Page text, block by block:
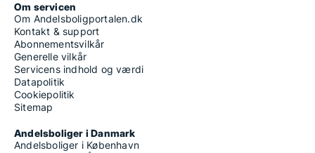
Om servicen
Om Andelsboligportalen.dk
Kontakt & support
Abonnementsvilkår
Generelle vilkår
Servicens indhold og værdi
Datapolitik
Cookiepolitik
Sitemap
Andelsboliger i Danmark
Andelsboliger i København